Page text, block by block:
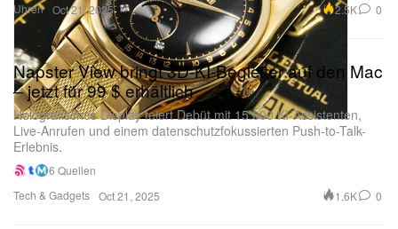
Uhren Oct 21, 2025 2.5K 0
Tech & Gadgets
Napster View bringt 3D-KI-Begleiter auf den Mac
– jetzt für 99 $ erhältlich
Holografisches Display feiert Debüt mit 15.000 KI-Assistenten,
Live-Anrufen und einem datenschutzfokussierten Push-to-Talk-
Erlebnis.
6 Quellen
Oct 21, 2025
1.6K 0